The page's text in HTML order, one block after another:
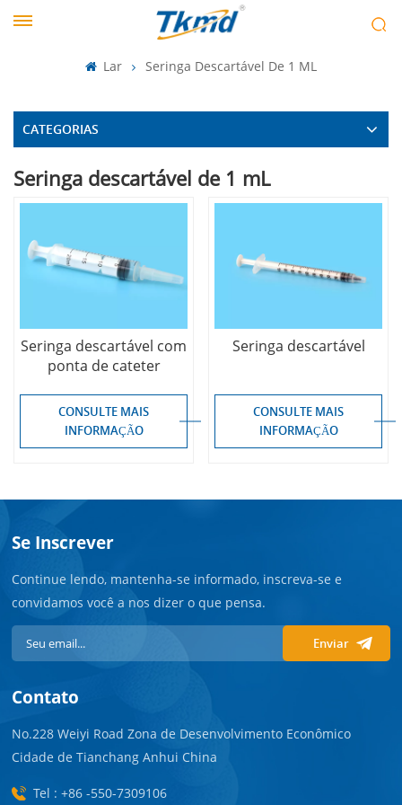
Lar Seringa Descartável De 1 ML
CATEGORIAS
Seringa descartável de 1 mL
Seringa descartável com
ponta de cateter
CONSULTE MAIS
INFORMAÇÃO
Seringa descartável
CONSULTE MAIS
INFORMAÇÃO
Se Inscrever
Continue lendo, mantenha-se informado, inscreva-se e
convidamos você a nos dizer o que pensa.
Enviar
Contato
No.228 Weiyi Road Zona de Desenvolvimento Econômico
Cidade de Tianchang Anhui China
Tel : +86 -550-7309106